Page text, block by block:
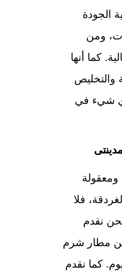
الجودة
ومن
كما أنها
والتخليص
شيء في
فلا
نقدم
من مطار شرم
في اليوم. كما نقدم